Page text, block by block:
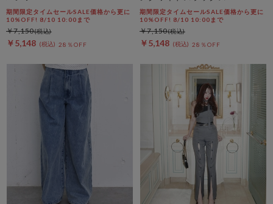
期間限定タイムセールSALE価格から更に
10%OFF! 8/10 10:00まで
￥5,148 28％OFF
￥7,150
期間限定タイムセールSALE価格から更に
10%OFF! 8/10 10:00まで
￥5,148 28％OFF
￥7,150